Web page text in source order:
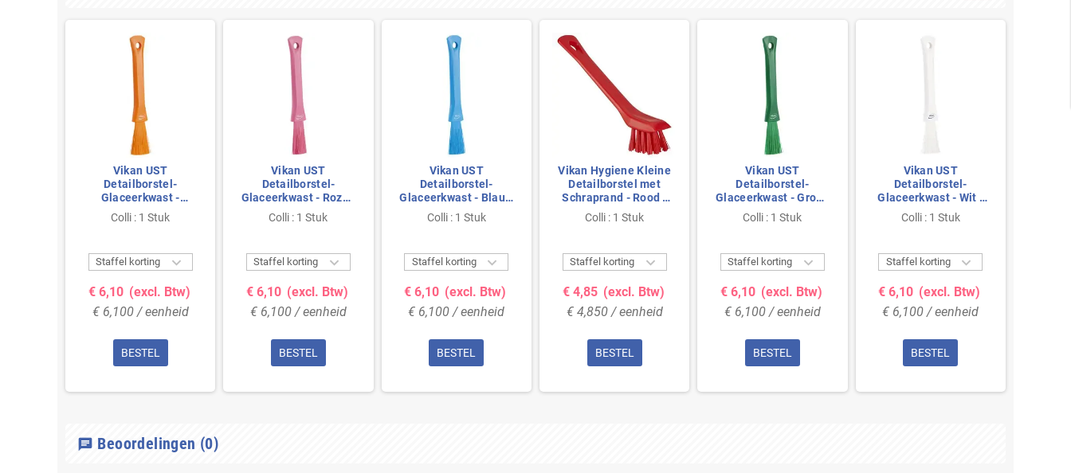
Vikan UST
Detailborstel-
Glaceerkwast -
Oranje - Zacht -
30mm
Colli : 1 Stuk
Staffel korting 
€ 6,10 (excl. Btw)
€ 6,100 / eenheid
BESTEL
Vikan UST
Detailborstel-
Glaceerkwast - Roze -
Zacht - 30mm
Colli : 1 Stuk
Staffel korting 
€ 6,10 (excl. Btw)
€ 6,100 / eenheid
BESTEL
Vikan UST
Detailborstel-
Glaceerkwast - Blauw
- Zacht - 30mm
Colli : 1 Stuk
Staffel korting 
€ 6,10 (excl. Btw)
€ 6,100 / eenheid
BESTEL
Vikan Hygiene Kleine
Detailborstel met
Schraprand - Rood -
Harde Vezels -
150mm
Colli : 1 Stuk
Staffel korting 
€ 4,85 (excl. Btw)
€ 4,850 / eenheid
BESTEL
Vikan UST
Detailborstel-
Glaceerkwast - Groen
- Zacht - 30mm
Colli : 1 Stuk
Staffel korting 
€ 6,10 (excl. Btw)
€ 6,100 / eenheid
BESTEL
Vikan UST
Detailborstel-
Glaceerkwast - Wit -
Zacht - 30mm
Colli : 1 Stuk
Staffel korting 
€ 6,10 (excl. Btw)
€ 6,100 / eenheid
BESTEL
chat Beoordelingen (0)